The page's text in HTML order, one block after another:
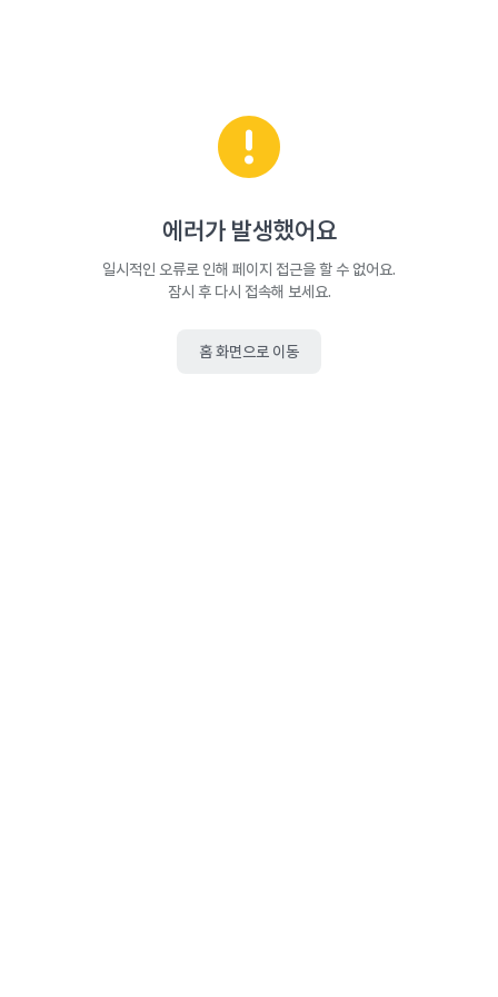
에러가 발생했어요
일시적인 오류로 인해 페이지 접근을 할 수 없어요.
잠시 후 다시 접속해 보세요.
홈 화면으로 이동